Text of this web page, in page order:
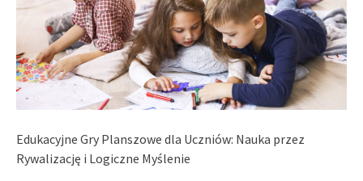
Edukacyjne Gry Planszowe dla Uczniów: Nauka przez
Rywalizację i Logiczne Myślenie